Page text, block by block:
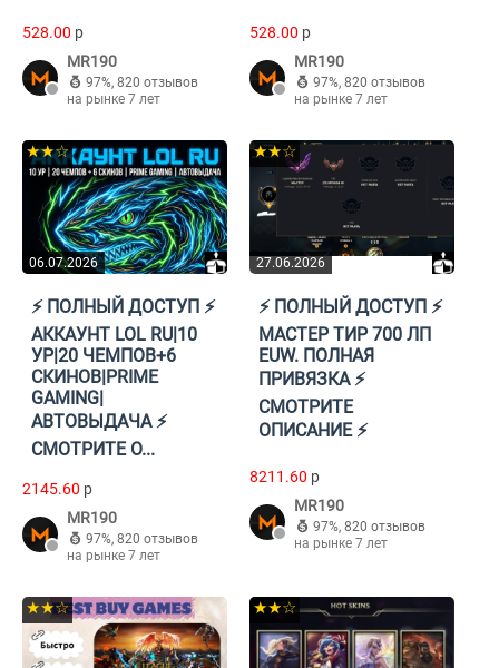
528.00 p
MR190
97%, 820 отзывов
на рынке 7 лет
528.00 p
MR190
97%, 820 отзывов
на рынке 7 лет
06.07.2026
★★☆
⚡️ ПОЛНЫЙ ДОСТУП ⚡️
АККАУНТ LOL RU|10
УР|20 ЧЕМПОВ+6
СКИНОВ|PRIME
GAMING|
АВТОВЫДАЧА ⚡️
СМОТРИТЕ О...
2145.60 p
MR190
97%, 820 отзывов
на рынке 7 лет
27.06.2026
★★☆
⚡️ ПОЛНЫЙ ДОСТУП ⚡️
МАСТЕР ТИР 700 ЛП
EUW. ПОЛНАЯ
ПРИВЯЗКА ⚡️
СМОТРИТЕ
ОПИСАНИЕ ⚡️
8211.60 p
MR190
97%, 820 отзывов
на рынке 7 лет
★★☆ ★★☆